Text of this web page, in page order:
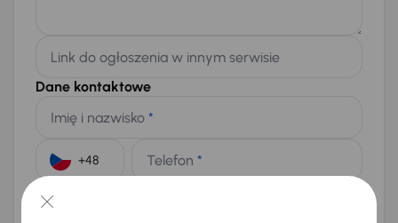
Link do ogłoszenia w innym serwisie
Dane kontaktowe
Imię i nazwisko *
Telefon *
E-mail